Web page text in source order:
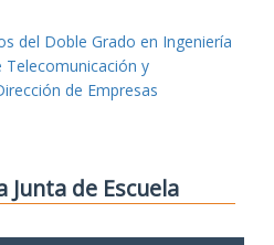
del Doble Grado en Ingeniería
Telecomunicación y
de Empresas
Junta de Escuela